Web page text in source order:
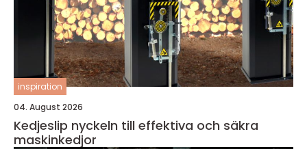
inspiration
04. August 2026
Kedjeslip nyckeln till effektiva och säkra
maskinkedjor